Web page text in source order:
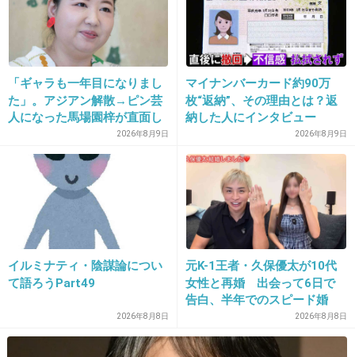
かヒロさん？
-131
18. 匿名 2016/04/27(水) 18:20:44
ところで１代目と２代目は存在するんです
か..？
+572 -135
2016/04/27(水) 18:20:58
もう紅の豚にしか見えないじゃないか！
見るたび紅の豚をイメージしちゃう
+223
「ギャラも一年目になりまし
た」。アジアン解散→ピン芸
人になった馬場園梓が直面し
た現実、そして携える芸人と
しての矜持
2026年8月9日
マイナンバーカード約90万
枚“返納”、その理由とは？返
納した人にインタビュー
2026年8月9日
イルミナティ・陰謀論につい
て語ろうPart49
2026年8月8日
元K-1王者・久保優太が10代
女性と再婚 出会って6日で
告白、半年でのスピード婚
2026年8月8日